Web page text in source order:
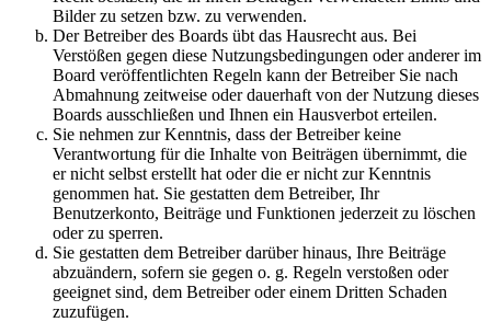
Bilder zu setzen bzw. zu verwenden.
Der Betreiber des Boards übt das Hausrecht aus. Bei
Verstößen gegen diese Nutzungsbedingungen oder anderer im
Board veröffentlichten Regeln kann der Betreiber Sie nach
Abmahnung zeitweise oder dauerhaft von der Nutzung dieses
Boards ausschließen und Ihnen ein Hausverbot erteilen.
Sie nehmen zur Kenntnis, dass der Betreiber keine
Verantwortung für die Inhalte von Beiträgen übernimmt, die
er nicht selbst erstellt hat oder die er nicht zur Kenntnis
genommen hat. Sie gestatten dem Betreiber, Ihr
Benutzerkonto, Beiträge und Funktionen jederzeit zu löschen
oder zu sperren.
Sie gestatten dem Betreiber darüber hinaus, Ihre Beiträge
abzuändern, sofern sie gegen o. g. Regeln verstoßen oder
geeignet sind, dem Betreiber oder einem Dritten Schaden
zuzufügen.